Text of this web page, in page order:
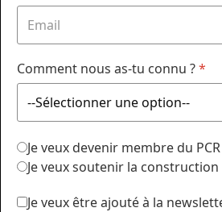
Comment nous as-tu connu ?*
Je veux devenir membre du PCR
Je veux soutenir la construction
Je veux être ajouté à la